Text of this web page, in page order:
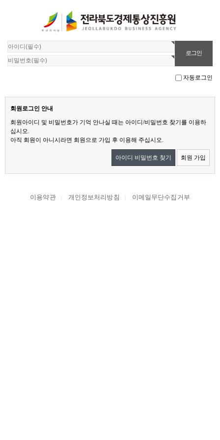
자동로그인
회원로그인 안내
회원아이디 및 비밀번호가 기억 안나실 때는 아이디/비밀번호 찾기를 이용하
십시오.
아직 회원이 아니시라면 회원으로 가입 후 이용해 주십시오.
아이디 비밀번호 찾기 회원 가입
이용약관 개인정보처리방침 이메일무단수집거부